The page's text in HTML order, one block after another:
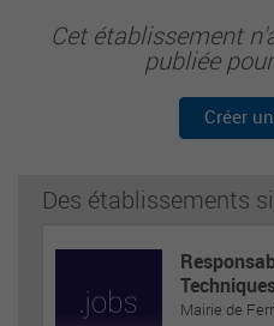
Cet établissement
publiée
Créer
Des établissements
Mairie de